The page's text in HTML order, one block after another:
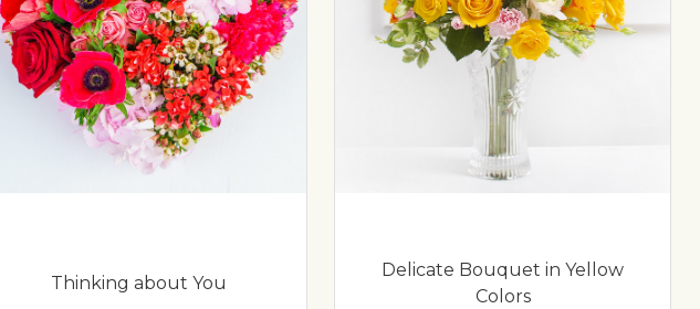
Thinking about You
Delicate Bouquet in Yellow
Colors